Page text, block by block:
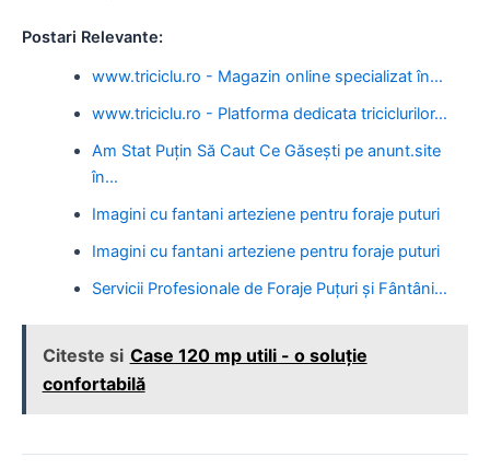
Postari Relevante:
www.triciclu.ro - Magazin online specializat în…
www.triciclu.ro - Platforma dedicata triciclurilor…
Am Stat Puțin Să Caut Ce Găsești pe anunt.site
în…
Imagini cu fantani arteziene pentru foraje puturi
Imagini cu fantani arteziene pentru foraje puturi
Servicii Profesionale de Foraje Puțuri și Fântâni…
Citeste si Case 120 mp utili - o soluție
confortabilă